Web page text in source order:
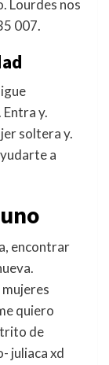
Lourdes nos
007.
y.
soltera y.
a
encontrar
quiero
de
juliaca xd